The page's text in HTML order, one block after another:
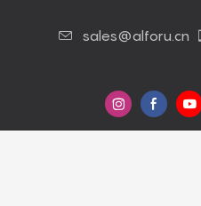
sales@alforu.cn
Conosco